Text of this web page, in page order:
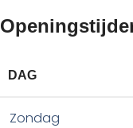
DAG
Zondag